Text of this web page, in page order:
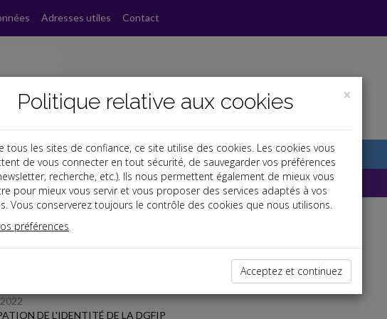
Adresses utiles Contact
dernières dépêches
DE L'IDENTITÉ DE LA DGFIP
×
Politique relative aux cookies
tous les sites de confiance, ce site utilise des cookies. Les cookies vous
de vous connecter en tout sécurité, de sauvegarder vos préférences
recherche, etc.). Ils nous permettent également de mieux vous
pour mieux vous servir et vous proposer des services adaptés à vos
Vous conserverez toujours le contrôle des cookies que nous utilisons.
préférences
Acceptez et continuez